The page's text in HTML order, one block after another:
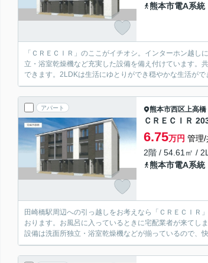
熊本市電A系統
「ＣＲＥＣＩＲ」のここがイチオシ。インターホン越
立・浴室乾燥機など充実した設備を備え付けています。
できます。2LDKは生活にゆとりができ穏やかな生活が
アパート 熊本市西区上高橋
ＣＲＥＣＩＲ
6.75万円 管理/
2階 / 54.61㎡ /
熊本市電A系統
田崎橋駅周辺への引っ越しをお考えなら「ＣＲＥＣＩＲ
おります。お風呂に入っているときに宅配業者が来てし
設備は洗面所独立・浴室乾燥機などが揃っているので、